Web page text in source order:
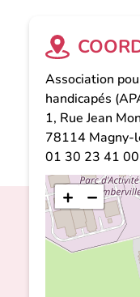
Association
handicapés
1, Rue Jean
78114 Magny-
01 30 23 41 00
+ −